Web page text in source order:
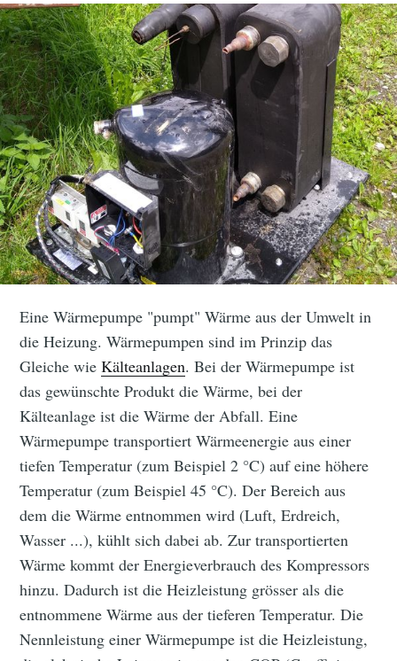
Eine Wärmepumpe "pumpt" Wärme aus der Umwelt in
die Heizung. Wärmepumpen sind im Prinzip das
Gleiche wieKälteanlagen. Bei der Wärmepumpe ist
das gewünschte Produkt die Wärme, bei der
Kälteanlage ist die Wärme der Abfall. Eine
Wärmepumpe transportiert Wärmeenergie aus einer
tiefen Temperatur (zum Beispiel 2 °C) auf eine höhere
Temperatur (zum Beispiel 45 °C). Der Bereich aus
dem die Wärme entnommen wird (Luft, Erdreich,
Wasser ...), kühlt sich dabei ab. Zur transportierten
Wärme kommt der Energieverbrauch des Kompressors
hinzu. Dadurch ist die Heizleistung grösser als die
entnommene Wärme aus der tieferen Temperatur. Die
Nennleistung einer Wärmepumpe ist die Heizleistung,